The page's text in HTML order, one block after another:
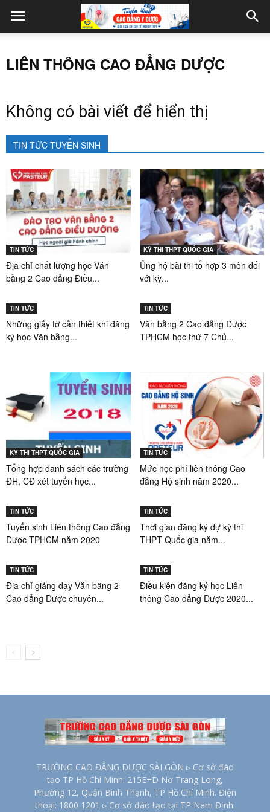
LIÊN THÔNG CAO ĐẲNG DƯỢC
Không có bài viết để hiển thị
TIN TỨC TUYỂN SINH
TIN TỨC
Địa chỉ chất lượng học Văn
bằng 2 Cao đẳng Điều...
KỲ THI THPT QUỐC GIA
Ủng hộ bài thi tổ hợp 3 môn đối
với kỳ...
TIN TỨC
Những giấy tờ cần thiết khi đăng
ký học Văn bằng...
TIN TỨC
Văn bằng 2 Cao đẳng Dược
TPHCM học thứ 7 Chủ...
KỲ THI THPT QUỐC GIA
Tổng hợp danh sách các trường
ĐH, CĐ xét tuyển học...
TIN TỨC
Mức học phí liên thông Cao
đẳng Hộ sinh năm 2020...
TIN TỨC
Tuyển sinh Liên thông Cao đẳng
Dược TPHCM năm 2020
TIN TỨC
Thời gian đăng ký dự kỳ thi
THPT Quốc gia năm...
TIN TỨC
Địa chỉ giảng dạy Văn bằng 2
Cao đẳng Dược chuyên...
TIN TỨC
Điều kiện đăng ký học Liên
thông Cao đẳng Dược 2020...
TRƯỜNG CAO ĐẲNG DƯỢC SÀI GÒN ▹ Cơ sở đào
tạo TP Hồ Chí Minh: 215E+D Nơ Trang Long,
Phường 12, Quận Bình Thạnh, TP Hồ Chí Minh. Điện
thoại: 1800 1201 ▹ Cơ sở đào tạo tại TP Nam Định: